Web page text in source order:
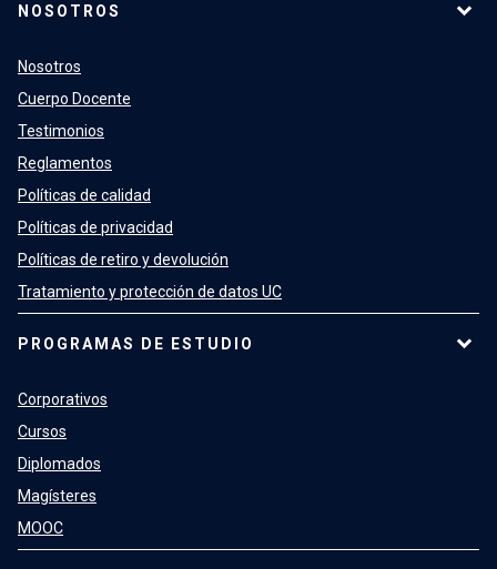
NOSOTROS
Nosotros
Cuerpo Docente
Testimonios
Reglamentos
Políticas de calidad
Políticas de privacidad
Políticas de retiro y devolución
Tratamiento y protección de datos UC
PROGRAMAS DE ESTUDIO
Corporativos
Cursos
Diplomados
Magísteres
MOOC